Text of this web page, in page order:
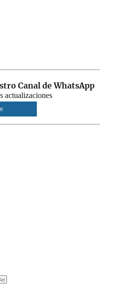
Canal de WhatsApp
actualizaciones